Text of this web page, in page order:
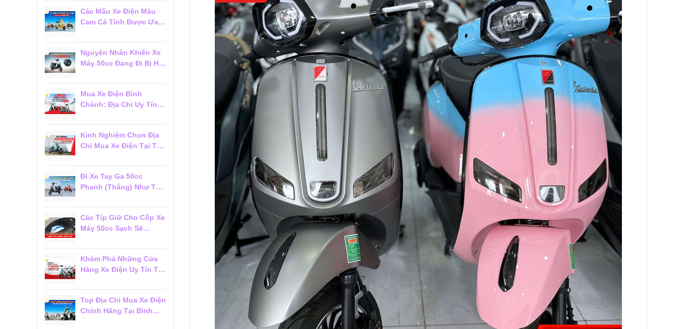
Các Mẫu Xe Điện Màu
Cam Cá Tính Được Ưa
Nguyên Nhân Khiến Xe
Máy 50cc Đang Đi Bị Hụt
Mua Xe Điện Bình
Chánh: Địa Chỉ Uy Tín,
Kinh Nghiệm Chọn Địa
Chỉ Mua Xe Điện Tại Tân
Đi Xe Tay Ga 50cc
Phanh (Thắng) Như Thế
Các Típ Giữ Cho Cốp Xe
Máy 50cc Sạch Sẽ
Khám Phá Những Cửa
Hàng Xe Điện Uy Tín Tại
Top Địa Chỉ Mua Xe Điện
Chính Hãng Tại Bình